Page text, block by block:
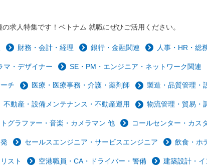
求人特集です！ベトナム 就職にぜひご活用ください。
財務・会計・経理 銀行・金融関連 人事・HR・総
マ・デザイナー SE・PM・エンジニア・ネットワーク関連
チ 医療・医療事務・介護・薬剤師 製造・品質管理・
不動産・設備メンテナンス・不動産運用 物流管理・貿易・
グラファー・音楽・カメラマン 他 コールセンター・カス
セールスエンジニア・サービスエンジニア 飲食・ホ
スト 空港職員・CA・ドライバー・警備 建築設計・